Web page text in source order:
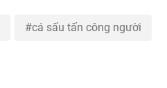
cá sấu tấn công người